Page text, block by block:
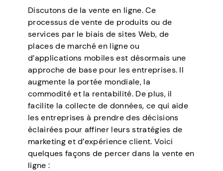
Discutons de la vente en ligne. Ce
processus de vente de produits ou de
services par le biais de sites Web, de
places de marché en ligne ou
d’applications mobiles est désormais une
approche de base pour les entreprises. Il
augmente la portée mondiale, la
commodité et la rentabilité. De plus, il
facilite la collecte de données, ce qui aide
les entreprises à prendre des décisions
éclairées pour affiner leurs stratégies de
marketing et d’expérience client. Voici
quelques façons de percer dans la vente en
ligne :